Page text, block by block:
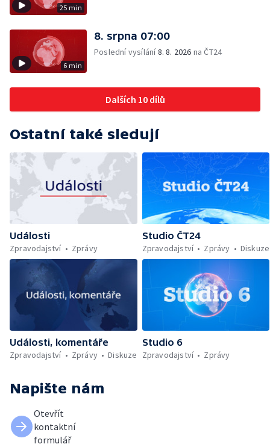
25 min
6 min
8. srpna 07:00
Poslední vysílání8. 8. 2026 na ČT24
Dalších 10 dílů
Ostatní také sledují
Události
Zpravodajství
Zprávy
Studio ČT24
Zpravodajství
Zprávy Diskuze
Události, komentáře
Zpravodajství
Zprávy Diskuze
Studio 6
Zpravodajství
Zprávy
Napište nám
Otevřít
kontaktní
formulář